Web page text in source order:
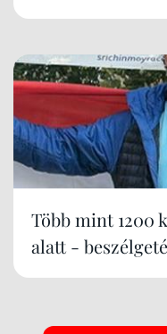
Több mint 1200
alatt -